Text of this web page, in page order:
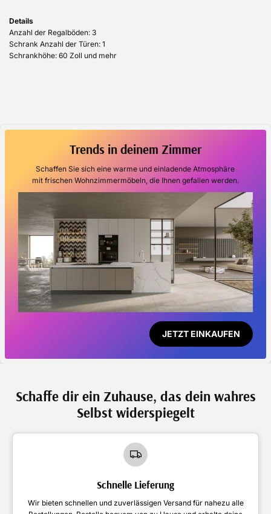
Details
Anzahl der Regalböden: 3
Schrank Anzahl der Türen: 1
Schrankhöhe: 60 Zoll und mehr
Trends in deinem Zimmer
Schaffen Sie sich eine warme und einladende Atmosphäre
mit frischen Wohnzimmermöbeln, die Ihnen gefallen werden.
JETZT EINKAUFEN
Schaffe dir ein Zuhause, das dein wahres
Selbst widerspiegelt
Schnelle Lieferung
Wir bieten schnellen und zuverlässigen Versand für nahezu alle